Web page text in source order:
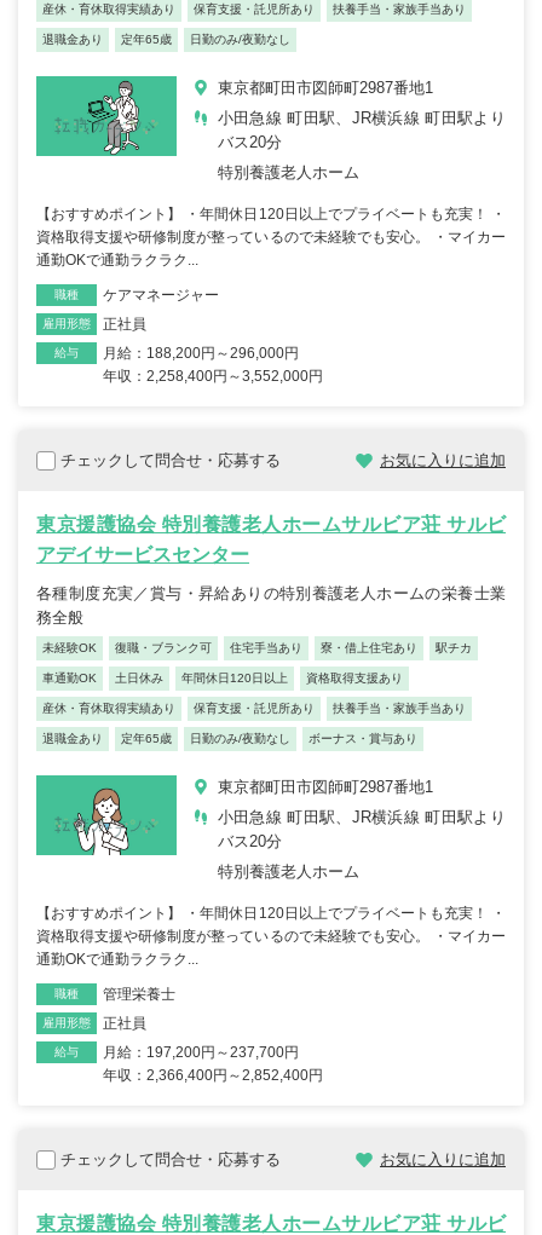
産休・育休取得実績あり 保育支援・託児所あり 扶養手当・家族手当あり
退職金あり 定年65歳 日勤のみ/夜勤なし
東京都町田市図師町2987番地1
小田急線 町田駅、JR横浜線 町田駅より
バス20分
特別養護老人ホーム
【おすすめポイント】 ・年間休日120日以上でプライベートも充実！ ・
資格取得支援や研修制度が整っているので未経験でも安心。 ・マイカー
通勤OKで通勤ラクラク...
職種 ケアマネージャー
雇用形態 正社員
給与
月給：188,200円～296,000円
年収：2,258,400円～3,552,000円
チェックして問合せ・応募する お気に入りに追加
東京援護協会 特別養護老人ホームサルビア荘 サルビ
アデイサービスセンター
各種制度充実／賞与・昇給ありの特別養護老人ホームの栄養士業
務全般
未経験OK 復職・ブランク可 住宅手当あり 寮・借上住宅あり 駅チカ
車通勤OK 土日休み 年間休日120日以上 資格取得支援あり
産休・育休取得実績あり 保育支援・託児所あり 扶養手当・家族手当あり
退職金あり 定年65歳 日勤のみ/夜勤なし ボーナス・賞与あり
東京都町田市図師町2987番地1
小田急線 町田駅、JR横浜線 町田駅より
バス20分
特別養護老人ホーム
【おすすめポイント】 ・年間休日120日以上でプライベートも充実！ ・
資格取得支援や研修制度が整っているので未経験でも安心。 ・マイカー
通勤OKで通勤ラクラク...
職種 管理栄養士
雇用形態 正社員
給与
月給：197,200円～237,700円
年収：2,366,400円～2,852,400円
チェックして問合せ・応募する お気に入りに追加
東京援護協会 特別養護老人ホームサルビア荘 サルビ